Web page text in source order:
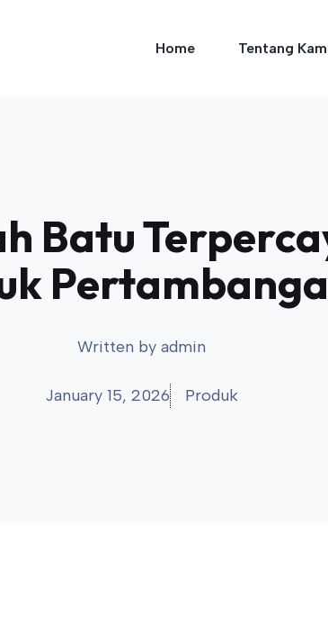
Home Tentang
Batu
Written by admin
January 15, 2026 Produk